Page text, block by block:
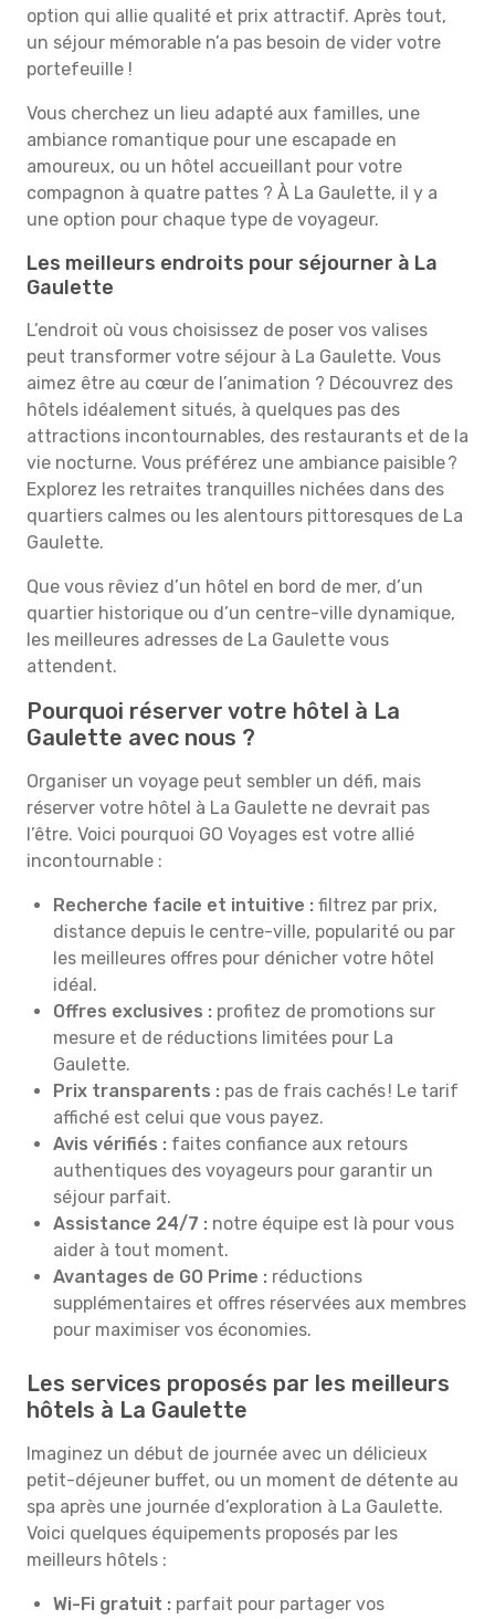
option qui allie qualité et prix attractif. Après tout,
un séjour mémorable n’a pas besoin de vider votre
portefeuille !
Vous cherchez un lieu adapté aux familles, une
ambiance romantique pour une escapade en
amoureux, ou un hôtel accueillant pour votre
compagnon à quatre pattes ? À La Gaulette, il y a
une option pour chaque type de voyageur.
Les meilleurs endroits pour séjourner à La
Gaulette
L’endroit où vous choisissez de poser vos valises
peut transformer votre séjour à La Gaulette. Vous
aimez être au cœur de l’animation ? Découvrez des
hôtels idéalement situés, à quelques pas des
attractions incontournables, des restaurants et de la
vie nocturne. Vous préférez une ambiance paisible ?
Explorez les retraites tranquilles nichées dans des
quartiers calmes ou les alentours pittoresques de La
Gaulette.
Que vous rêviez d’un hôtel en bord de mer, d’un
quartier historique ou d’un centre-ville dynamique,
les meilleures adresses de La Gaulette vous
attendent.
Pourquoi réserver votre hôtel à La
Gaulette avec nous ?
Organiser un voyage peut sembler un défi, mais
réserver votre hôtel à La Gaulette ne devrait pas
l’être. Voici pourquoi GO Voyages est votre allié
incontournable :
Recherche facile et intuitive : filtrez par prix,
distance depuis le centre-ville, popularité ou par
les meilleures offres pour dénicher votre hôtel
idéal.
Offres exclusives : profitez de promotions sur
mesure et de réductions limitées pour La
Gaulette.
Prix transparents : pas de frais cachés ! Le tarif
affiché est celui que vous payez.
Avis vérifiés : faites confiance aux retours
authentiques des voyageurs pour garantir un
séjour parfait.
Assistance 24/7 : notre équipe est là pour vous
aider à tout moment.
Avantages de GO Prime : réductions
supplémentaires et offres réservées aux membres
pour maximiser vos économies.
Les services proposés par les meilleurs
hôtels à La Gaulette
Imaginez un début de journée avec un délicieux
petit-déjeuner buffet, ou un moment de détente au
spa après une journée d’exploration à La Gaulette.
Voici quelques équipements proposés par les
meilleurs hôtels :
Wi-Fi gratuit : parfait pour partager vos